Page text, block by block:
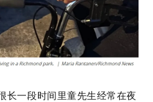
长一段时间里童先生经常在夜